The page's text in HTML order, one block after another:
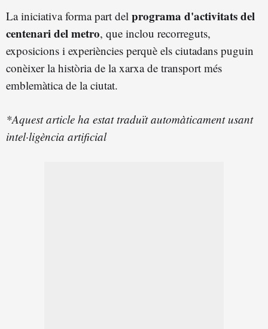
La iniciativa forma part del programa d'activitats del
centenari del metro, que inclou recorreguts,
exposicions i experiències perquè els ciutadans puguin
conèixer la història de la xarxa de transport més
emblemàtica de la ciutat.
*Aquest article ha estat traduït automàticament usant
intel·ligència artificial